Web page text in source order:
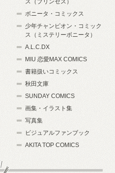
ス（プリンセス）
ボニータ・コミックス
少年チャンピオン・コミック
ス（ミステリーボニータ）
A.L.C.DX
MIU 恋愛MAX COMICS
書籍扱いコミックス
秋田文庫
SUNDAY COMICS
画集・イラスト集
写真集
ビジュアルファンブック
AKITA TOP COMICS